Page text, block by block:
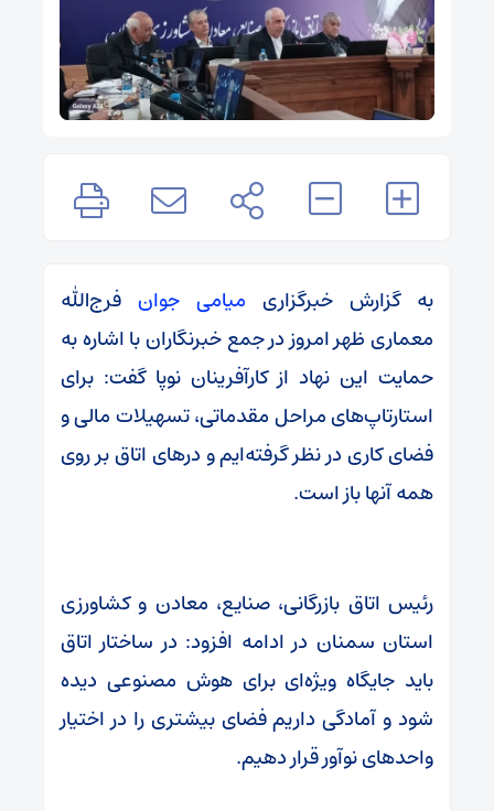
به گزارش خبرگزاری میامی جوان فرج‌الله
معماری ظهر امروز در جمع خبرنگاران با اشاره به
حمایت این نهاد از کارآفرینان نوپا گفت: برای
استارتاپ‌های مراحل مقدماتی، تسهیلات مالی و
فضای کاری در نظر گرفته‌ایم و درهای اتاق بر روی
همه آنها باز است.
رئیس اتاق بازرگانی، صنایع، معادن و کشاورزی
استان سمنان در ادامه افزود: در ساختار اتاق
باید جایگاه ویژه‌ای برای هوش مصنوعی دیده
شود و آمادگی داریم فضای بیشتری را در اختیار
واحدهای نوآور قرار دهیم.